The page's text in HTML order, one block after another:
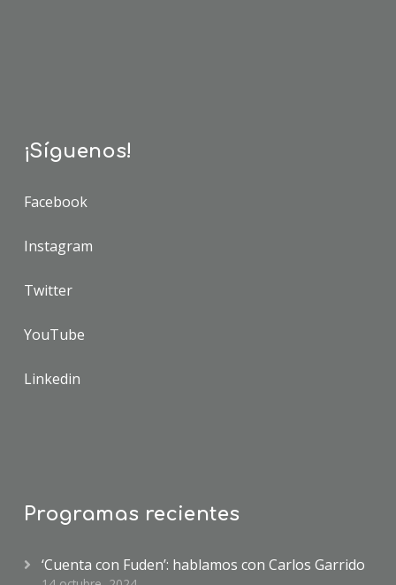
¡Síguenos!
Facebook
Instagram
Twitter
YouTube
Linkedin
Programas recientes
‘Cuenta con Fuden’: hablamos con Carlos Garrido